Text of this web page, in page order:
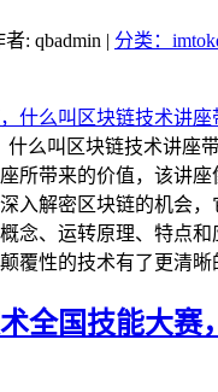
者: qbadmin | 分类：
什么叫区块链技术讲座
所带来的价值，该讲
入解密区块链的机会
念、运转原理、特点
覆性的技术有了更清晰
全国技能大赛